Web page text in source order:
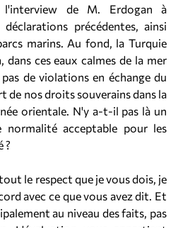
de M. Erdogan à
précédentes, ainsi
marins. Au fond, la Turquie
ces eaux calmes de la mer
de violations en échange du
de nos droits souverains dans la
orientale. N'y a-t-il pas là un
normalité acceptable pour les
?
le respect que je vous dois, je
avec ce que vous avez dit. Et
au niveau des faits, pas